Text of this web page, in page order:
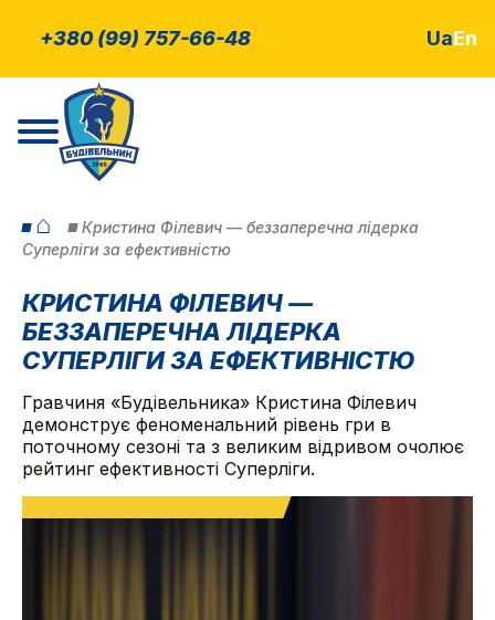
+380 (99) 757-66-48 UaEn
⌂
Кристина Філевич — беззаперечна лідерка
Суперліги за ефективністю
КРИСТИНА ФІЛЕВИЧ —
БЕЗЗАПЕРЕЧНА ЛІДЕРКА
СУПЕРЛІГИ ЗА ЕФЕКТИВНІСТЮ
Гравчиня «Будівельника» Кристина Філевич
демонструє феноменальний рівень гри в
поточному сезоні та з великим відривом очолює
рейтинг ефективності Суперліги.